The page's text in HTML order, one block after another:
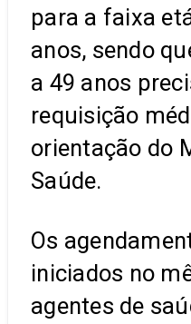
para a faixa
anos, sendo
a 49 anos
requisição
orientação do
Saúde.
Os
iniciados no
agentes de